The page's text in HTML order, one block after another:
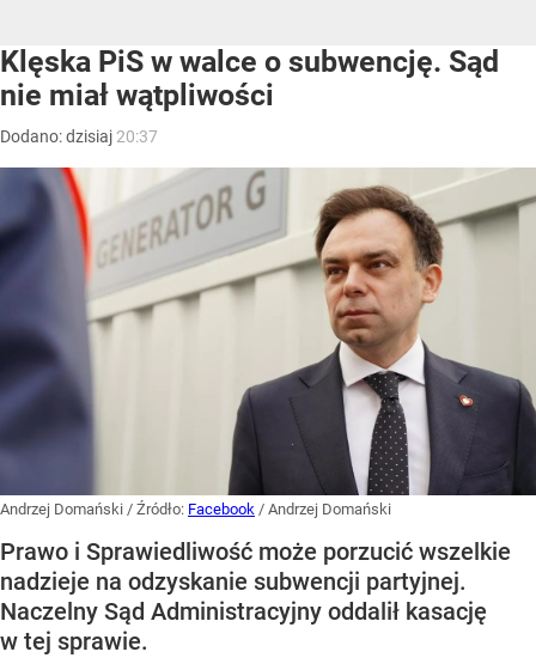
Klęska PiS w walce o subwencję. Sąd
nie miał wątpliwości
Dodano:dzisiaj 20:37
Andrzej Domański / Źródło: Facebook / Andrzej Domański
Prawo i Sprawiedliwość może porzucić wszelkie
nadzieje na odzyskanie subwencji partyjnej.
Naczelny Sąd Administracyjny oddalił kasację
w tej sprawie.